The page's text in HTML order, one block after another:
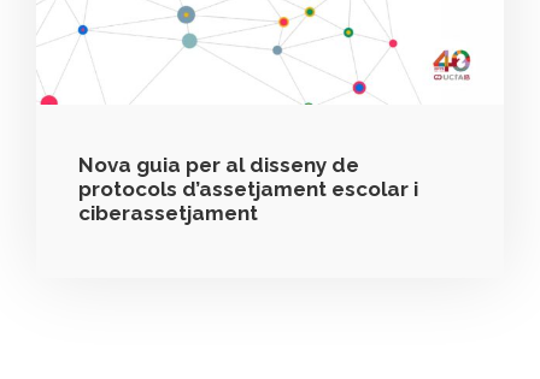
Nova guia per al disseny de
protocols d’assetjament escolar i
ciberassetjament